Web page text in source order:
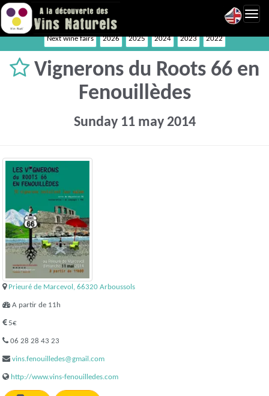
Next wine fairs 2026 2025 2024 2023 2022
Vignerons du Roots 66 en
Fenouillèdes
Sunday 11 may 2014
Prieuré de Marcevol, 66320 Arboussols
A partir de 11h
5€
06 28 28 43 23
vins.fenouilledes@gmail.com
http://www.vins-fenouilledes.com